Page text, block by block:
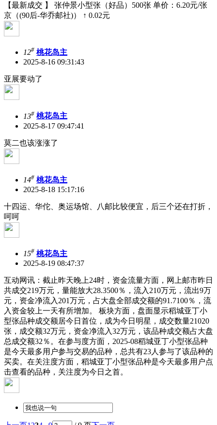
【最新成交 】 张仲景小型张（好品）500张 单价：6.20元/张
京（(90后-华乔邮社)） ↑ 0.02元
12# 桃花岛主
2025-8-16 09:31:43
亚展要动了
13# 桃花岛主
2025-8-17 09:47:41
莫二也该涨涨了
14# 桃花岛主
2025-8-18 15:17:16
十四运、华佗、奥运场馆、八邮比较便宜，后三个还在打折，
呵呵
15# 桃花岛主
2025-8-19 08:47:37
互动网讯：截止昨天晚上24时，资金流量方面，网上邮市昨日
共成交219万元，量能放大28.3500％，流入210万元，流出9万
元，资金净流入201万元，占大盘全部成交额的91.7100％，流
入资金较上一天有所增加。 板块方面，盘面显示稻城亚丁小
型张品种成交额居今日首位，成为今日明星，成交数量21020
张，成交额32万元，资金净流入32万元，该品种成交额占大盘
总成交额32％。在参与度方面，2025-08稻城亚丁小型张品种
是今天最多用户参与交易的品种，总共有23人参与了该品种的
买卖。在关注度方面，稻城亚丁小型张品种是今天最多用户点
击查看的品种，关注度为今日之首。